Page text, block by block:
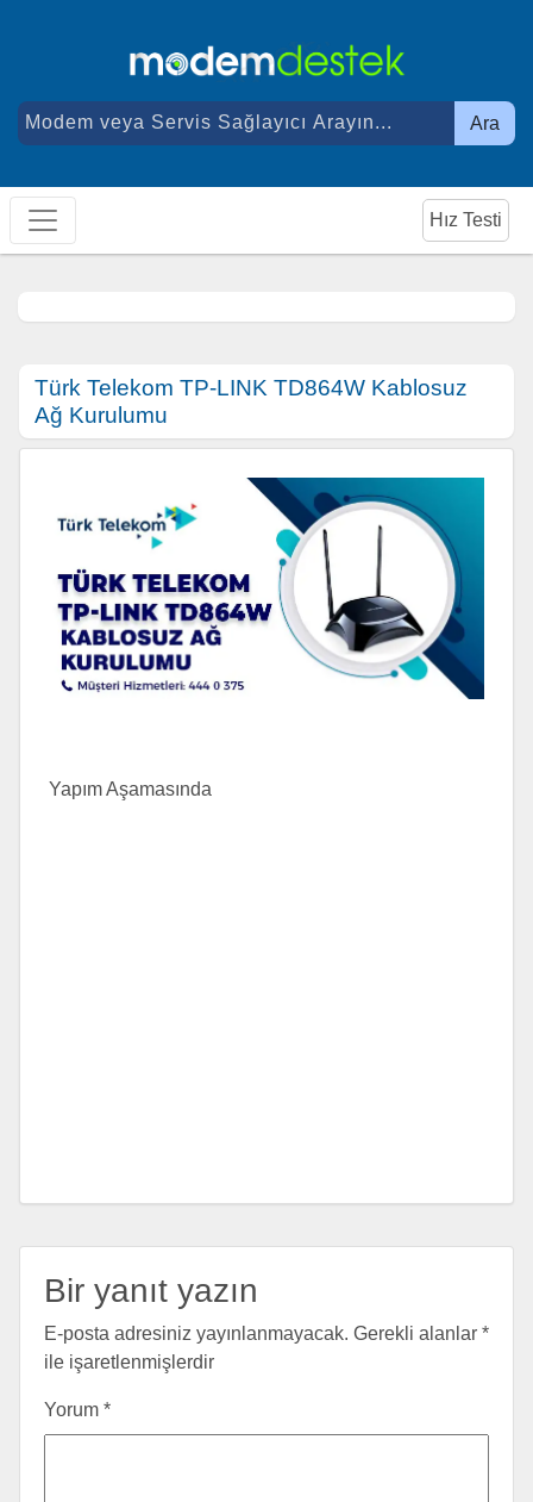
Ara
Hız Testi
Türk Telekom TP-LINK TD864W Kablosuz
Ağ Kurulumu
Yapım Aşamasında
Bir yanıt yazın
E-posta adresiniz yayınlanmayacak. Gerekli alanlar *
ile işaretlenmişlerdir
Yorum *